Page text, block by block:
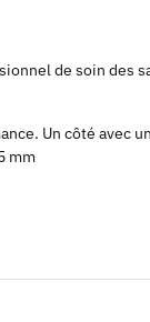
de soin des
Un côté avec
mm